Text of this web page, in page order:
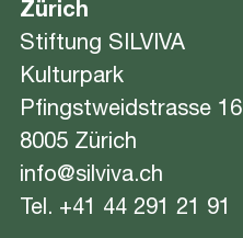
Zürich
Stiftung SILVIVA
Kulturpark
Pfingstweidstrasse 16
8005 Zürich
info@silviva.ch
Tel. +41 44 291 21 91